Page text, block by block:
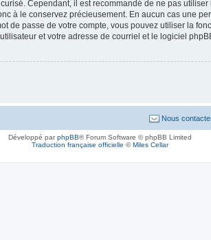
Cependant, il est recommandé de ne pas
à le conservez précieusement. En aucun cas une
de passe de votre compte, vous pouvez utiliser la
et votre adresse de courriel et le logiciel
Nous
Développé parphpBB® Forum Software © phpBB Limited
Traduction française officielle ©Miles Cellar